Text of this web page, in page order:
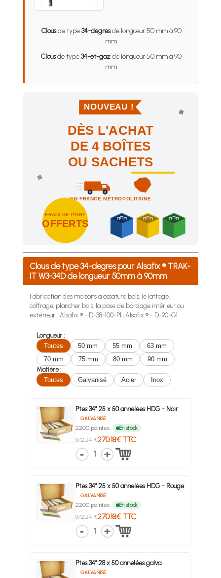
Clousde type34-degresde longueur 50 mm à 90
mm.
Clousde type34-et-gazde longueur 50 mm à 90
mm.
NOUVEAU !
DÈS L'ACHAT
DE 4 BOÎTES
OU SACHETS
EN FRANCE MÉTROPOLITAINE
FRAIS DE PORT
OFFERTS
Achetez 4 sachets ou boîtes d'agrafes ou de pointes et
Clous de type 34-degres pour Alsafix ® TRAK-
IT W3-34D de longueur 50mm à 90mm
Fabrication des maisons à ossature bois, le lattage,
coffrage, plancher bois, la pose de bardage intérieur ou
extérieur... Alsafix ® - D-38-100-P1 ; Alsafix ® - D-90-G1
Longueur :
Toutes
50 mm 55 mm
63 mm
70 mm
75 mm 80 mm
90 mm
Matière :
Toutes
Galvanisé Acier Inox
Ptes 34° 25 x 50 annelées HDG - Noir
GALVANISÉ
2200 pointes En stock
372.24 €270.18€ TTC
1
Ptes 34° 25 x 50 annelées HDG - Rouge
GALVANISÉ
2200 pointes En stock
372.24 €270.18€ TTC
1
Ptes 34° 28 x 50 annelées galva
GALVANISÉ